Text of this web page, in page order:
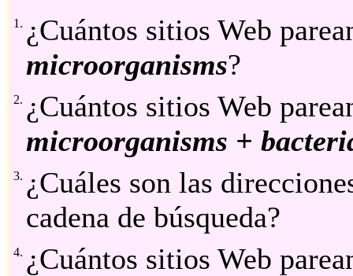
1. ¿Cuántos sitios Web
microorganisms?
2. ¿Cuántos sitios Web
microorganisms +
3. ¿Cuáles son las
cadena de búsqueda?
4. ¿Cuántos sitios Web